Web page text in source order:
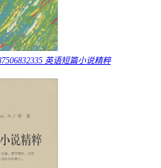
英语短篇小说精粹